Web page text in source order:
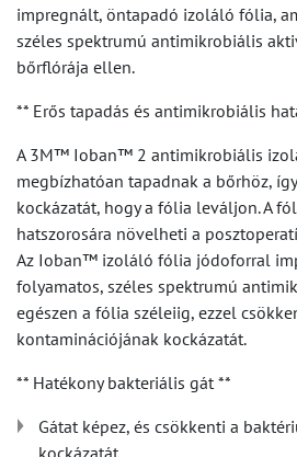
impregnált, öntapadó izoláló fólia,
széles spektrumú antimikrobiális
bőrflórája ellen.
** Erős tapadás és antimikrobiális
A 3M™ Ioban™ 2 antimikrobiális
megbízhatóan tapadnak a bőrhöz,
kockázatát, hogy a fólia leváljon. A
hatszorosára növelheti a
Az Ioban™ izoláló fólia jódoforral
folyamatos, széles spektrumú
egészen a fólia széleiig, ezzel
kontaminációjának kockázatát.
** Hatékony bakteriális gát **
Gátat képez, és csökkenti a
kockázatát